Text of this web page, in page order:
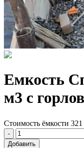
Емкость
м3 с
Стоимость ёмкости
Добавить